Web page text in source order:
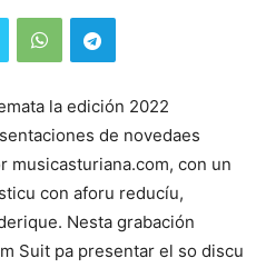
la edición 2022
de novedaes
musicasturiana.com, con un
con aforu reducíu,
Nesta grabación
Suit pa presentar el so discu